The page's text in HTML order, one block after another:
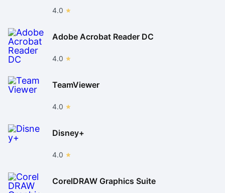
4.0
Adobe Acrobat Reader DC
4.0
TeamViewer
4.0
Disney+
4.0
CorelDRAW Graphics Suite